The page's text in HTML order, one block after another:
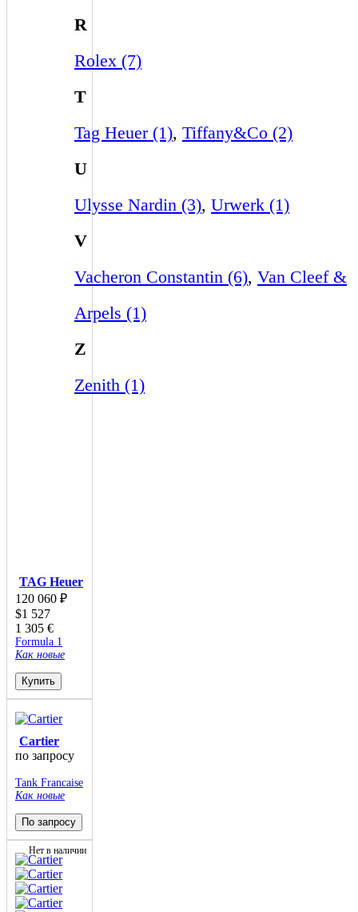
R
Rolex (7)
T
Tag Heuer (1), Tiffany&Co (2)
U
Ulysse Nardin (3), Urwerk (1)
V
Vacheron Constantin (6), Van Cleef &
Arpels (1)
Z
Zenith (1)
TAG Heuer
120 060 ₽
$1 527
1 305 €
Formula 1
Как новые
Купить
Cartier
по запросу
Tank Francaise
Как новые
По запросу
Нет в наличии